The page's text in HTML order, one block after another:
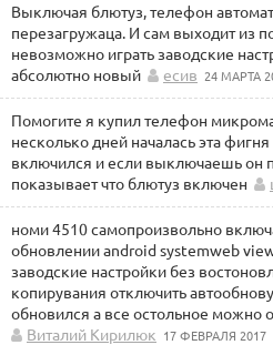
Выключая блютуз, телефон
перезагружаца. И сам выходит из
невозможно играть заводские
абсолютно новый
есив 24 МАРТА
Помогите я купил телефон
несколько дней началась эта
включился и если выключаешь он
показывает что блютуз включен
номи 4510 самопроизвольно
обновлении android systemweb
заводские настройки без
копирувания отключить
обновился а все остольное можно
Виталий Кирилюк 17 ФЕВРАЛЯ 2017